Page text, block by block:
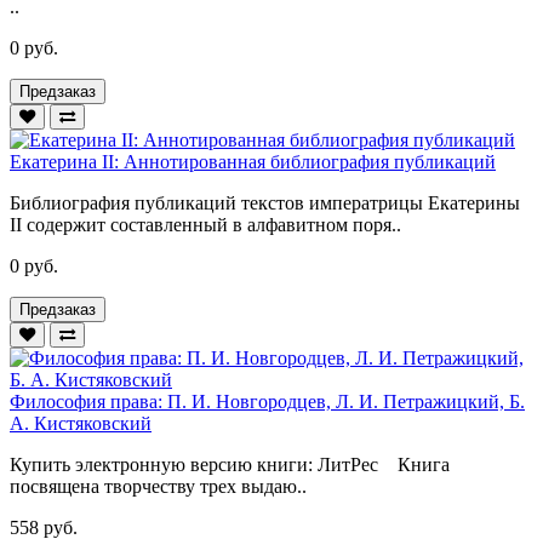
..
0 руб.
Предзаказ
Екатерина II: Аннотированная библиография публикаций
Библиография публикаций текстов императрицы Екатерины
II содержит составленный в алфавитном поря..
0 руб.
Предзаказ
Философия права: П. И. Новгородцев, Л. И. Петражицкий, Б.
А. Кистяковский
Купить электронную версию книги: ЛитРес Книга
посвящена творчеству трех выдаю..
558 руб.